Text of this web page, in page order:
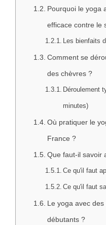
Pourquoi le yoga
efficace contre le
Les bienfaits
Comment se
des chèvres ?
Déroulement
minutes)
Où pratiquer le
France ?
Que faut-il savoir
Ce qu'il faut
Ce qu'il faut
Le yoga avec
débutants ?